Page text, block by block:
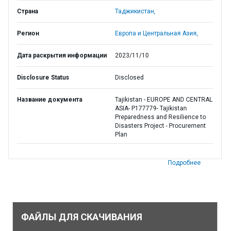
Страна Таджикистан,
Регион Европа и Центральная Азия,
Дата раскрытия информации 2023/11/10
Disclosure Status Disclosed
Название документа
Tajikistan - EUROPE AND CENTRAL
ASIA- P177779- Tajikistan
Preparedness and Resilience to
Disasters Project - Procurement
Plan
Подробнее
ФАЙЛЫ ДЛЯ СКАЧИВАНИЯ